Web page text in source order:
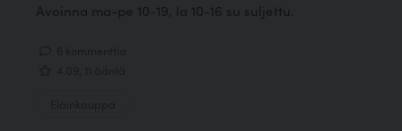
Avoinna ma-pe 10-19, la 10-16 su suljettu.